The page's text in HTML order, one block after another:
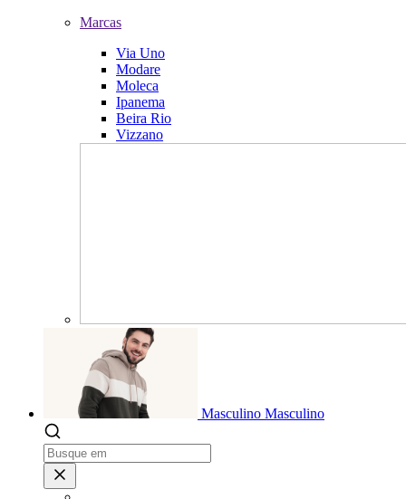
Marcas
Via Uno
Modare
Moleca
Ipanema
Beira Rio
Vizzano
Masculino Masculino